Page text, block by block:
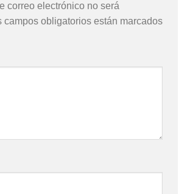
correo electrónico no será
campos obligatorios están marcados